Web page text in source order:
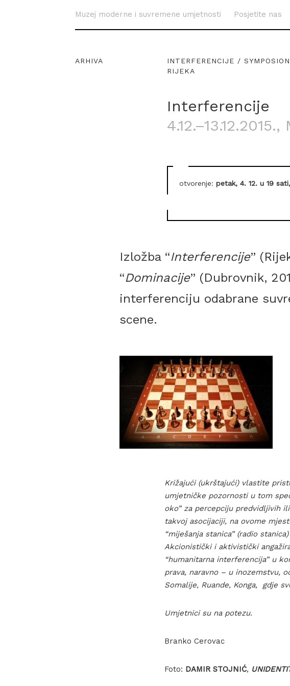
Muzej moderne i suvremene umjetnosti Posjetite nas
ARHIVA
INTERFERENCIJE /
RIJEKA
Interferencije
4.12.–13.12.2015.,
otvorenje: petak, 4. 12. u 19
Izložba “Interferencije”
“Dominacije” (Dubrovnik,
interferenciju odabrane
scene.
Križajući (ukrštajući) vlastite
umjetničke pozornosti u tom
oko” za percepciju predvidljivih
takvoj asocijaciji, na ovome
“miješanja stanica” (radio
Akcionistički i aktivistički
“humanitarna interferencija” u
prava, naravno – u inozemstvu,
Somalije, Ruande, Konga, gdje
Umjetnici su na potezu.
Branko Cerovac
Foto: DAMIR STOJNIĆ,